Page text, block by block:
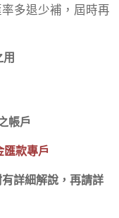
多退少補 ，屆時再
帳戶
款專戶
詳細解說，再請詳